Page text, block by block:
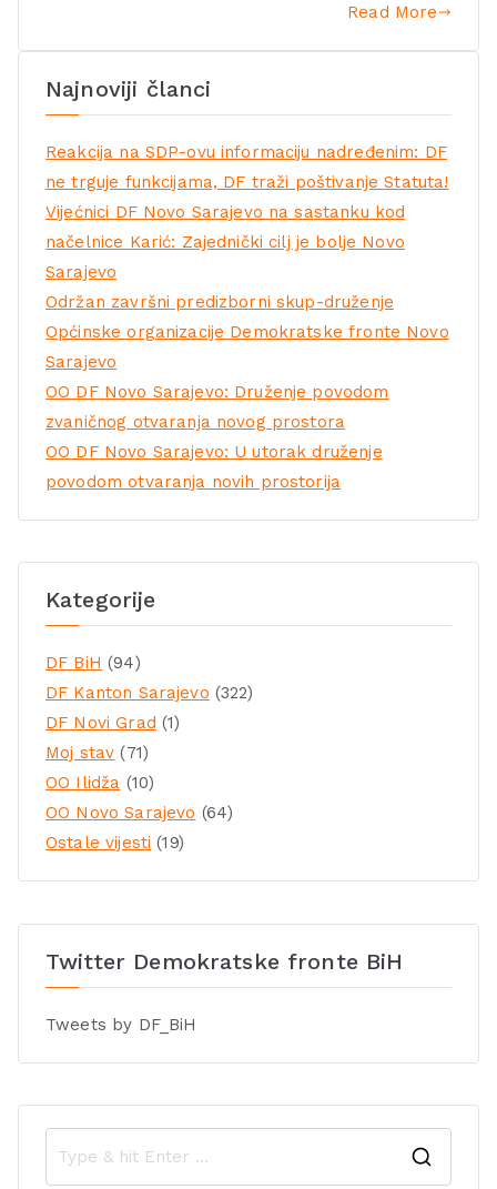
Read More
Najnoviji članci
Reakcija na SDP-ovu informaciju nadređenim: DF
ne trguje funkcijama, DF traži poštivanje Statuta!
Vijećnici DF Novo Sarajevo na sastanku kod
načelnice Karić: Zajednički cilj je bolje Novo
Sarajevo
Održan završni predizborni skup-druženje
Općinske organizacije Demokratske fronte Novo
Sarajevo
OO DF Novo Sarajevo: Druženje povodom
zvaničnog otvaranja novog prostora
OO DF Novo Sarajevo: U utorak druženje
povodom otvaranja novih prostorija
Kategorije
DF BiH (94)
DF Kanton Sarajevo (322)
DF Novi Grad (1)
Moj stav (71)
OO Ilidža (10)
OO Novo Sarajevo (64)
Ostale vijesti (19)
Twitter Demokratske fronte BiH
Tweets by DF_BiH